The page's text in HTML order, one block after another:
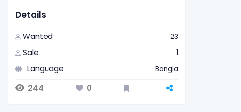
Details
Wanted 23
Sale 1
Language Bangla
244 0